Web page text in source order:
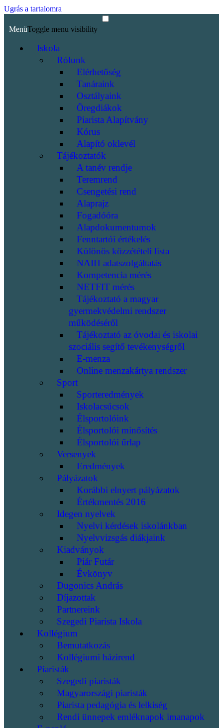
Ugrás a tartalomra
MenüToggle menu visibility
Iskola
Rólunk
Elérhetőség
Tanáraink
Osztályaink
Öregdiákok
Piarista Alapítvány
Kórus
Alapító oklevél
Tájékoztatók
A tanév rendje
Teremrend
Csengetési rend
Alaprajz
Fogadóóra
Alapdokumentumok
Fenntartói értékelés
Különös közzétételi lista
NAIH adatszolgáltatás
Kompetencia mérés
NETFIT mérés
Tájékoztató a magyar
gyermekvédelmi rendszer
működéséről
Tájékoztató az óvodai és iskolai
szociális segítő tevékenységről
E-menza
Online menzakártya rendszer
Sport
Sporteredmények
Iskolacsúcsok
Élsportolóink
Élsportolói minősítés
Élsportolói űrlap
Versenyek
Eredmények
Pályázatok
Korábbi elnyert pályázatok
Értékmentés 2016
Idegen nyelvek
Nyelvi kérdések iskolánkban
Nyelvvizsgás diákjaink
Kiadványok
Piár Futár
Évkönyv
Dugonics András
Díjazottak
Partnereink
Szegedi Piarista Iskola
Kollégium
Bemutatkozás
Kollégiumi házirend
Piaristák
Szegedi piaristák
Magyarországi piaristák
Piarista pedagógia és lelkiség
Rendi ünnepek emléknapok imanapok